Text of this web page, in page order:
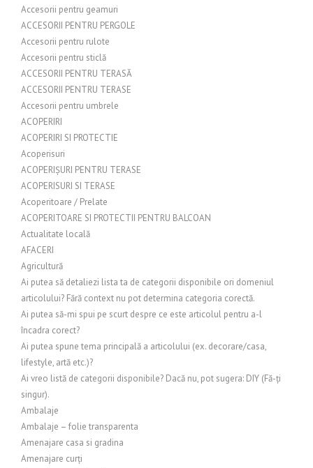
Accesorii pentru geamuri
ACCESORII PENTRU PERGOLE
Accesorii pentru rulote
Accesorii pentru sticlă
ACCESORII PENTRU TERASĂ
ACCESORII PENTRU TERASE
Accesorii pentru umbrele
ACOPERIRI
ACOPERIRI SI PROTECTIE
Acoperisuri
ACOPERIȘURI PENTRU TERASE
ACOPERISURI SI TERASE
Acoperitoare / Prelate
ACOPERITOARE SI PROTECTII PENTRU BALCOAN
Actualitate locală
AFACERI
Agricultură
Ai putea să detaliezi lista ta de categorii disponibile ori domeniul
articolului? Fără context nu pot determina categoria corectă.
Ai putea să-mi spui pe scurt despre ce este articolul pentru a-l
încadra corect?
Ai putea spune tema principală a articolului (ex. decorare/casa,
lifestyle, artă etc.)?
Ai vreo listă de categorii disponibile? Dacă nu, pot sugera: DIY (Fă-ți
singur).
Ambalaje
Ambalaje – folie transparenta
Amenajare casa si gradina
Amenajare curți